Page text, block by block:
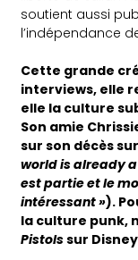
soutient aussi
l’indépendance
Cette grande
interviews, elle
elle la culture
Son amie
sur son décès
world is already
est partie et le
intéressant »).
la culture punk,
Pistolssur